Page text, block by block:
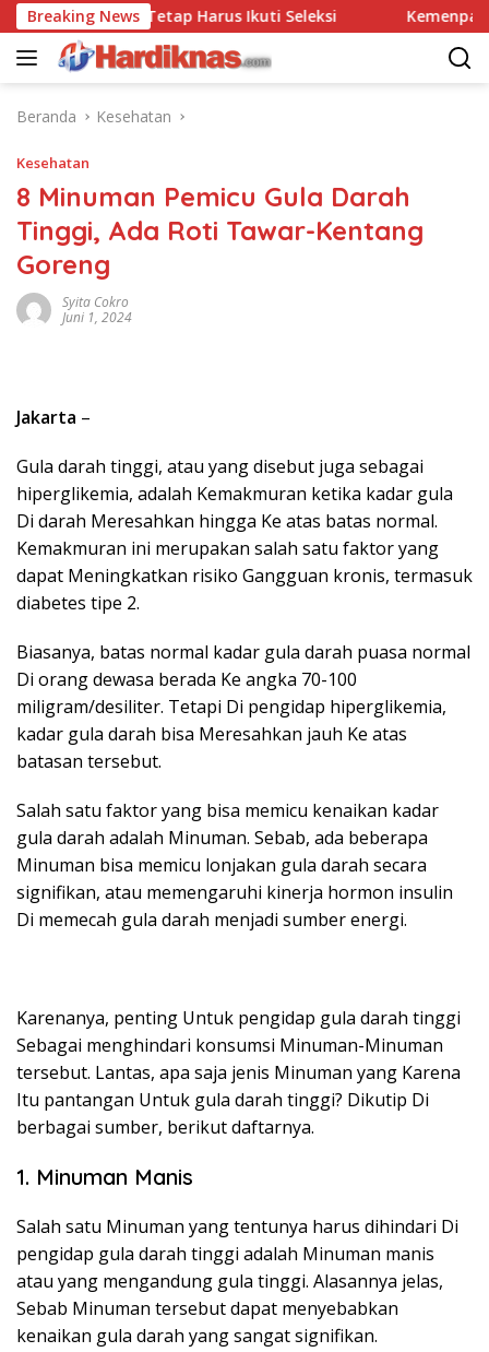
Langsung
ke
konten
Breaking News
Polri: Tetap Harus Ikuti Seleksi Kemenpar
Beranda Kesehatan
Kesehatan
8 Minuman Pemicu Gula Darah
Tinggi, Ada Roti Tawar-Kentang
Goreng
Syita Cokro
Juni 1, 2024
Jakarta –
Gula darah tinggi, atau yang disebut juga sebagai
hiperglikemia, adalah Kemakmuran ketika kadar gula
Di darah Meresahkan hingga Ke atas batas normal.
Kemakmuran ini merupakan salah satu faktor yang
dapat Meningkatkan risiko Gangguan kronis, termasuk
diabetes tipe 2.
Biasanya, batas normal kadar gula darah puasa normal
Di orang dewasa berada Ke angka 70-100
miligram/desiliter. Tetapi Di pengidap hiperglikemia,
kadar gula darah bisa Meresahkan jauh Ke atas
batasan tersebut.
Salah satu faktor yang bisa memicu kenaikan kadar
gula darah adalah Minuman. Sebab, ada beberapa
Minuman bisa memicu lonjakan gula darah secara
signifikan, atau memengaruhi kinerja hormon insulin
Di memecah gula darah menjadi sumber energi.
Karenanya, penting Untuk pengidap gula darah tinggi
Sebagai menghindari konsumsi Minuman-Minuman
tersebut. Lantas, apa saja jenis Minuman yang Karena
Itu pantangan Untuk gula darah tinggi? Dikutip Di
berbagai sumber, berikut daftarnya.
1. Minuman Manis
Salah satu Minuman yang tentunya harus dihindari Di
pengidap gula darah tinggi adalah Minuman manis
atau yang mengandung gula tinggi. Alasannya jelas,
Sebab Minuman tersebut dapat menyebabkan
kenaikan gula darah yang sangat signifikan.